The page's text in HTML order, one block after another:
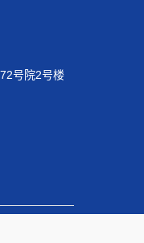
号院2号楼